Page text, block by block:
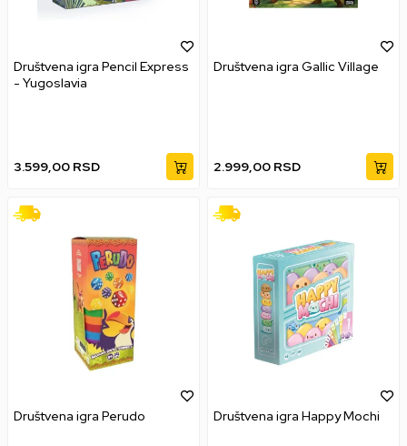
Društvena igra Pencil Express
- Yugoslavia
3.599,00 RSD
Društvena igra Gallic Village
2.999,00 RSD
Društvena igra Perudo Društvena igra Happy Mochi